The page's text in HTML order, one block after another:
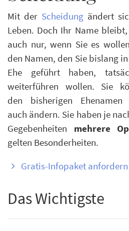
Mit der Scheidung ändert
Leben. Doch Ihr Name
auch nur, wenn Sie es
den Namen, den Sie bislang
Ehe geführt haben,
weiterführen wollen. Sie
den bisherigen Ehenamen
auch ändern. Sie haben je
Gegebenheiten mehrere
gelten Besonderheiten.
Gratis-Infopaket anfordern
Das Wichtigste